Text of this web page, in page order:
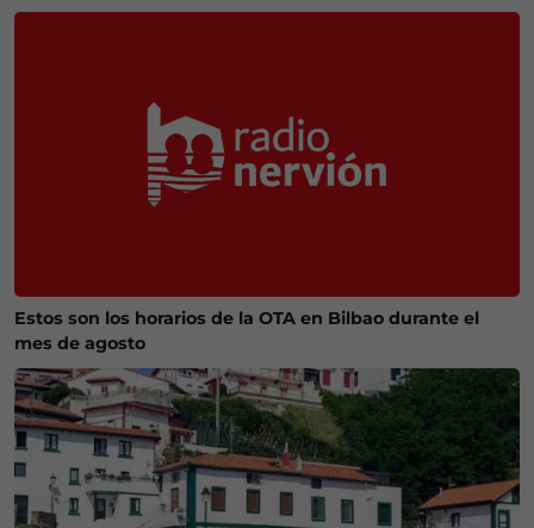
Estos son los horarios de la OTA en Bilbao durante el
mes de agosto